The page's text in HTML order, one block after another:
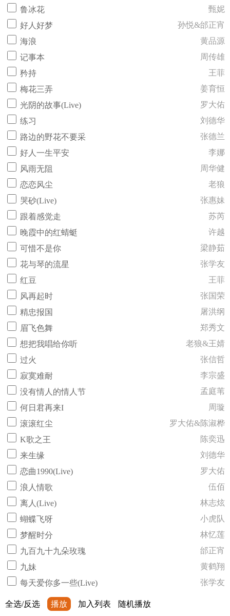
鲁冰花
甄妮
好人好梦
孙悦&邰正宵
海浪
黄品源
记事本
周传雄
矜持
王菲
梅花三弄
姜育恒
光阴的故事(Live)
罗大佑
练习
刘德华
路边的野花不要采
张德兰
好人一生平安
李娜
风雨无阻
周华健
恋恋风尘
老狼
哭砂(Live)
张惠妹
跟着感觉走
苏芮
晚霞中的红蜻蜓
许越
可惜不是你
梁静茹
花与琴的流星
张学友
红豆
王菲
风再起时
张国荣
精忠报国
屠洪纲
眉飞色舞
郑秀文
想把我唱给你听
老狼&王婧
过火
张信哲
寂寞难耐
李宗盛
没有情人的情人节
孟庭苇
何日君再来I
周璇
滚滚红尘
罗大佑&陈淑桦
K歌之王
陈奕迅
来生缘
刘德华
恋曲1990(Live)
罗大佑
浪人情歌
伍佰
离人(Live)
林志炫
蝴蝶飞呀
小虎队
梦醒时分
林忆莲
九百九十九朵玫瑰
邰正宵
九妹
黄鹤翔
每天爱你多一些(Live)
张学友
全选/反选 播放 加入列表 随机播放